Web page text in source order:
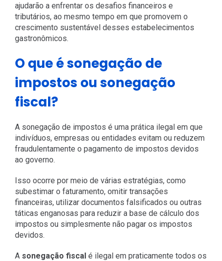
ajudarão a enfrentar os desafios financeiros e
tributários, ao mesmo tempo em que promovem o
crescimento sustentável desses estabelecimentos
gastronômicos.
O que é sonegação de
impostos ou sonegação
fiscal?
A sonegação de impostos é uma prática ilegal em que
indivíduos, empresas ou entidades evitam ou reduzem
fraudulentamente o pagamento de impostos devidos
ao governo.
Isso ocorre por meio de várias estratégias, como
subestimar o faturamento, omitir transações
financeiras, utilizar documentos falsificados ou outras
táticas enganosas para reduzir a base de cálculo dos
impostos ou simplesmente não pagar os impostos
devidos.
A sonegação fiscalé ilegal em praticamente todos os